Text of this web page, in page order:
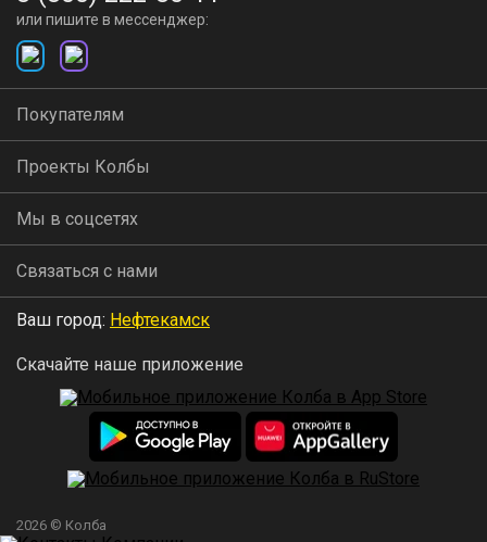
или пишите в мессенджер:
Покупателям
Проекты Колбы
Мы в соцсетях
Связаться с нами
Ваш город: Нефтекамск
Скачайте наше приложение
2026 © Колба